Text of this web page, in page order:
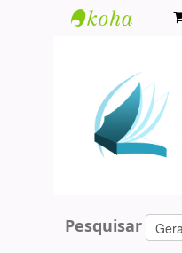
Agamenon
Magalhães
Pesquisar